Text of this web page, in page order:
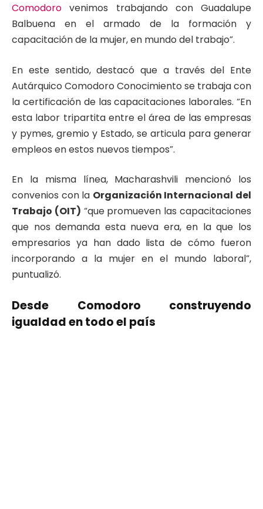
Comodoro venimos trabajando con Guadalupe
Balbuena en el armado de la formación y
capacitación de la mujer, en mundo del trabajo”.
En este sentido, destacó que a través del Ente
Autárquico Comodoro Conocimiento se trabaja con
la certificación de las capacitaciones laborales. “En
esta labor tripartita entre el área de las empresas
y pymes, gremio y Estado, se articula para generar
empleos en estos nuevos tiempos”.
En la misma línea, Macharashvili mencionó los
convenios con la Organización Internacional del
Trabajo (OIT) “que promueven las capacitaciones
que nos demanda esta nueva era, en la que los
empresarios ya han dado lista de cómo fueron
incorporando a la mujer en el mundo laboral”,
puntualizó.
Desde Comodoro construyendo
igualdad en todo el país